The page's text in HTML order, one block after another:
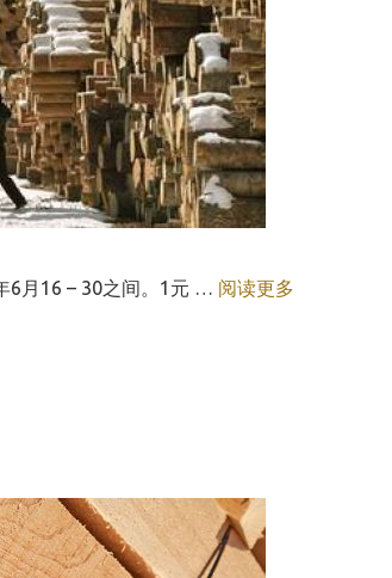
月16 – 30之间。1元 … 阅读更多